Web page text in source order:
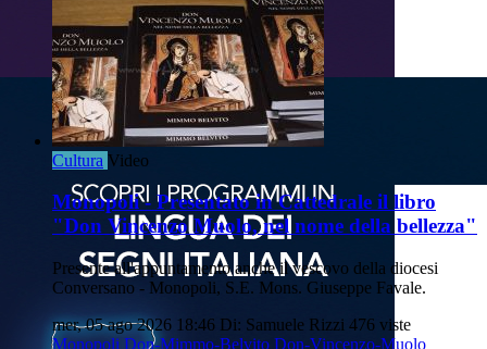
Cultura Video
Monopoli - Presentato in Cattedrale il libro
"Don Vincenzo Muolo, nel nome della bellezza"
Presente all'appuntamento anche il vescovo della diocesi
Conversano - Monopoli, S.E. Mons. Giuseppe Favale.
mer, 05 ago 2026 18:46 Di: Samuele Rizzi 476 viste
Monopoli Don-Mimmo-Belvito Don-Vincenzo-Muolo